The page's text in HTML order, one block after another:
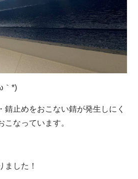
｀*)
錆止めをおこない錆が発生しにく
こなっています。
ました！